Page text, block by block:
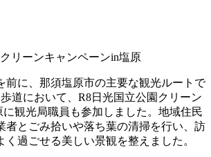
リーンキャンペーンin塩原
前に、那須塩原市の主要な観光ルートで
道において、R8日光国立公園クリーン
観光局職員も参加しました。地域住民
者とごみ拾いや落ち葉の清掃を行い、訪
く過ごせる美しい景観を整えました。